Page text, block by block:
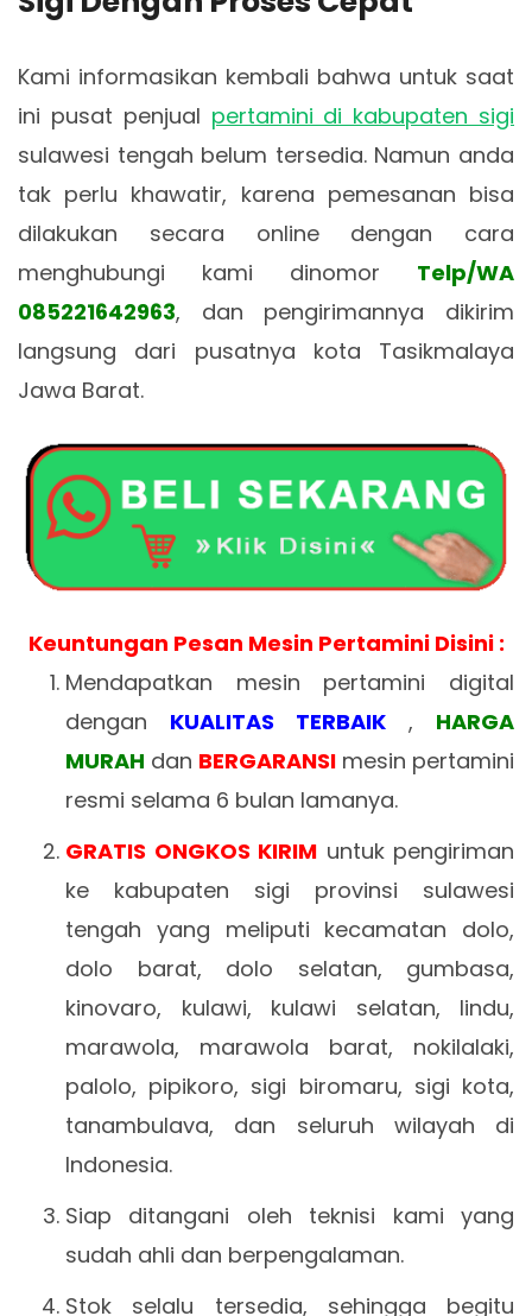
Kami informasikan kembali bahwa untuk saat
ini pusat penjual pertamini di kabupaten sigi
sulawesi tengah belum tersedia. Namun anda
tak perlu khawatir, karena pemesanan bisa
dilakukan secara online dengan cara
menghubungi kami dinomor Telp/WA
085221642963, dan pengirimannya dikirim
langsung dari pusatnya kota Tasikmalaya
Jawa Barat.
Keuntungan Pesan Mesin Pertamini Disini :
Mendapatkan mesin pertamini digital
dengan KUALITAS TERBAIK , HARGA
MURAH dan BERGARANSI mesin pertamini
resmi selama 6 bulan lamanya.
GRATIS ONGKOS KIRIM untuk pengiriman
ke kabupaten sigi provinsi sulawesi
tengah yang meliputi kecamatan dolo,
dolo barat, dolo selatan, gumbasa,
kinovaro, kulawi, kulawi selatan, lindu,
marawola, marawola barat, nokilalaki,
palolo, pipikoro, sigi biromaru, sigi kota,
tanambulava, dan seluruh wilayah di
Indonesia.
Siap ditangani oleh teknisi kami yang
sudah ahli dan berpengalaman.
Stok selalu tersedia, sehingga begitu